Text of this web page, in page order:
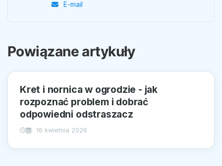
E-mail
Powiązane artykuły
Kret i nornica w ogrodzie - jak
rozpoznać problem i dobrać
odpowiedni odstraszacz
16 kwietnia 2026